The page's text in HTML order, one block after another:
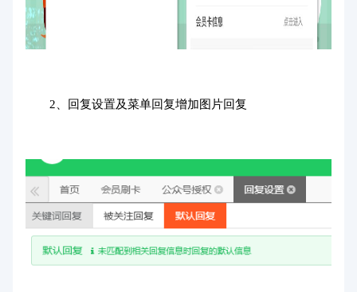
2、回复设置及菜单回复增加图片回复